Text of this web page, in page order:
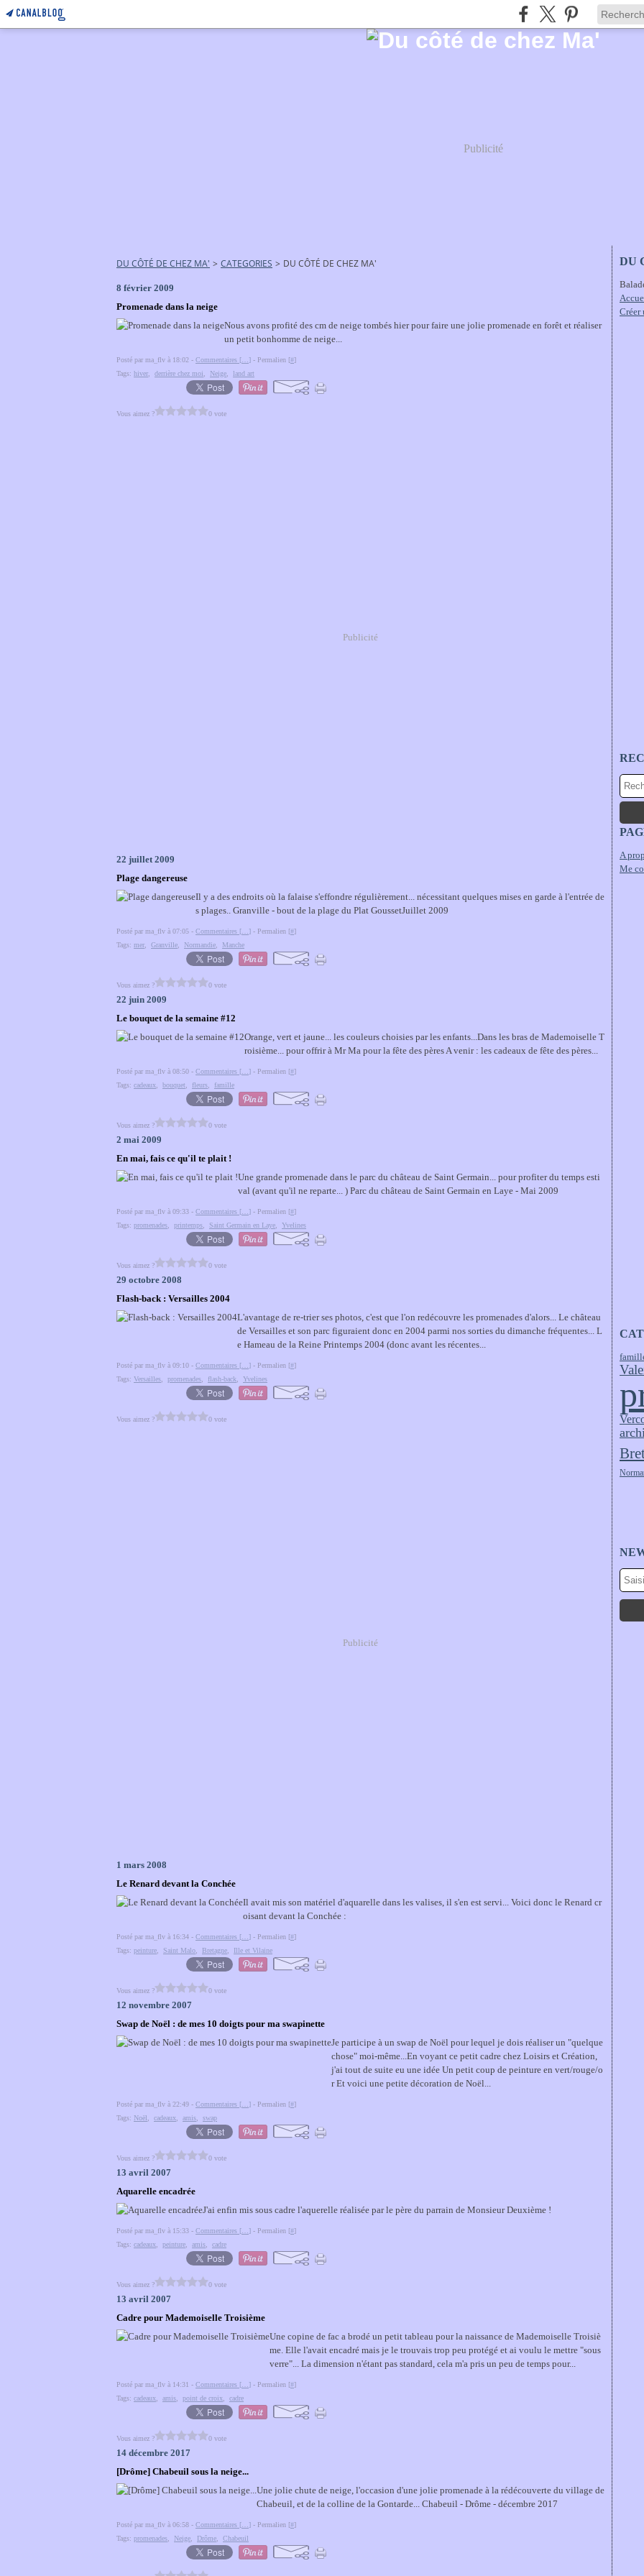
Publicité
DU CÔTÉ DE CHEZ MA' > CATEGORIES > DU CÔTÉ DE CHEZ MA'
8 février 2009
Promenade dans la neige
Nous avons profité des cm de neige tombés hier pour faire une jolie promenade en forêt et réaliser
un petit bonhomme de neige...
Posté par ma_flv à 18:02 - Commentaires [ ] - Permalien [#]
Tags: hiver derrière chez moi Neige land art
Vous aimez ? 0 vote
Publicité
22 juillet 2009
Plage dangereuse
Il y a des endroits où la falaise s'effondre régulièrement... nécessitant quelques mises en garde à l'entrée de
s plages.. Granville - bout de la plage du Plat GoussetJuillet 2009
Posté par ma_flv à 07:05 - Commentaires [ ] - Permalien [#]
Tags: mer Granville Normandie Manche
Vous aimez ? 0 vote
22 juin 2009
Le bouquet de la semaine #12
Orange, vert et jaune... les couleurs choisies par les enfants...Dans les bras de Mademoiselle T
roisième... pour offrir à Mr Ma pour la fête des pères A venir : les cadeaux de fête des pères...
Posté par ma_flv à 08:50 - Commentaires [ ] - Permalien [#]
Tags: cadeaux bouquet fleurs famille
Vous aimez ? 0 vote
2 mai 2009
En mai, fais ce qu'il te plait !
Une grande promenade dans le parc du château de Saint Germain... pour profiter du temps esti
val (avant qu'il ne reparte... ) Parc du château de Saint Germain en Laye - Mai 2009
Posté par ma_flv à 09:33 - Commentaires [ ] - Permalien [#]
Tags: promenades printemps Saint Germain en Laye Yvelines
Vous aimez ? 0 vote
29 octobre 2008
Flash-back : Versailles 2004
L'avantage de re-trier ses photos, c'est que l'on redécouvre les promenades d'alors... Le château
de Versailles et son parc figuraient donc en 2004 parmi nos sorties du dimanche fréquentes... L
e Hameau de la Reine Printemps 2004 (donc avant les récentes...
Posté par ma_flv à 09:10 - Commentaires [ ] - Permalien [#]
Tags: Versailles promenades flash-back Yvelines
Vous aimez ? 0 vote
Publicité
1 mars 2008
Le Renard devant la Conchée
Il avait mis son matériel d'aquarelle dans les valises, il s'en est servi... Voici donc le Renard cr
oisant devant la Conchée :
Posté par ma_flv à 16:34 - Commentaires [ ] - Permalien [#]
Tags: peinture Saint Malo Bretagne Ille et Vilaine
Vous aimez ? 0 vote
12 novembre 2007
Swap de Noël : de mes 10 doigts pour ma swapinette
Je participe à un swap de Noël pour lequel je dois réaliser un "quelque
chose" moi-même...En voyant ce petit cadre chez Loisirs et Création,
j'ai tout de suite eu une idée Un petit coup de peinture en vert/rouge/o
r Et voici une petite décoration de Noël...
Posté par ma_flv à 22:49 - Commentaires [ ] - Permalien [#]
Tags: Noël cadeaux amis swap
Vous aimez ? 0 vote
13 avril 2007
Aquarelle encadrée
J'ai enfin mis sous cadre l'aquerelle réalisée par le père du parrain de Monsieur Deuxième !
Posté par ma_flv à 15:33 - Commentaires [ ] - Permalien [#]
Tags: cadeaux peinture amis cadre
Vous aimez ? 0 vote
13 avril 2007
Cadre pour Mademoiselle Troisième
Une copine de fac a brodé un petit tableau pour la naissance de Mademoiselle Troisiè
me. Elle l'avait encadré mais je le trouvais trop peu protégé et ai voulu le mettre "sous
verre"... La dimension n'étant pas standard, cela m'a pris un peu de temps pour...
Posté par ma_flv à 14:31 - Commentaires [ ] - Permalien [#]
Tags: cadeaux amis point de croix cadre
Vous aimez ? 0 vote
14 décembre 2017
[Drôme] Chabeuil sous la neige...
Une jolie chute de neige, l'occasion d'une jolie promenade à la rédécouverte du village de
Chabeuil, et de la colline de la Gontarde... Chabeuil - Drôme - décembre 2017
Posté par ma_flv à 06:58 - Commentaires [ ] - Permalien [#]
Tags: promenades Neige Drôme Chabeuil
DU
Créer
A
Me